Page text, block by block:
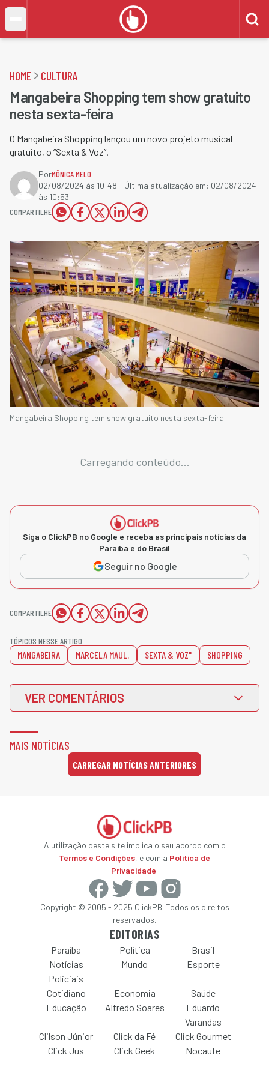
HOME CULTURA
Mangabeira Shopping tem show gratuito
nesta sexta-feira
O Mangabeira Shopping lançou um novo projeto musical
gratuito, o “Sexta & Voz”.
PorMÔNICA MELO
02/08/2024 às 10:48 - Última atualização em: 02/08/2024
às 10:53
COMPARTILHE
Mangabeira Shopping tem show gratuito nesta sexta-feira
Carregando conteúdo...
Siga o ClickPB no Google e receba as principais notícias da
Paraíba e do Brasil
Seguir no Google
COMPARTILHE
TÓPICOS NESSE ARTIGO:
MANGABEIRA MARCELA MAUL. SEXTA & VOZ" SHOPPING
VER COMENTÁRIOS
MAIS NOTÍCIAS
CARREGAR NOTÍCIAS ANTERIORES
A utilização deste site implica o seu acordo com o
Termos e Condições, e com a Política de
Privacidade.
Copyright © 2005 - 2025 ClickPB. Todos os direitos
reservados.
EDITORIAS
Paraíba Política
Brasil
Notícias
Policiais
Mundo Esporte
Cotidiano Economia
Saúde
Educação
Alfredo Soares
Eduardo
Varandas
Clilson Júnior
Click da Fé
Click Gourmet
Click Jus
Click Geek Nocaute